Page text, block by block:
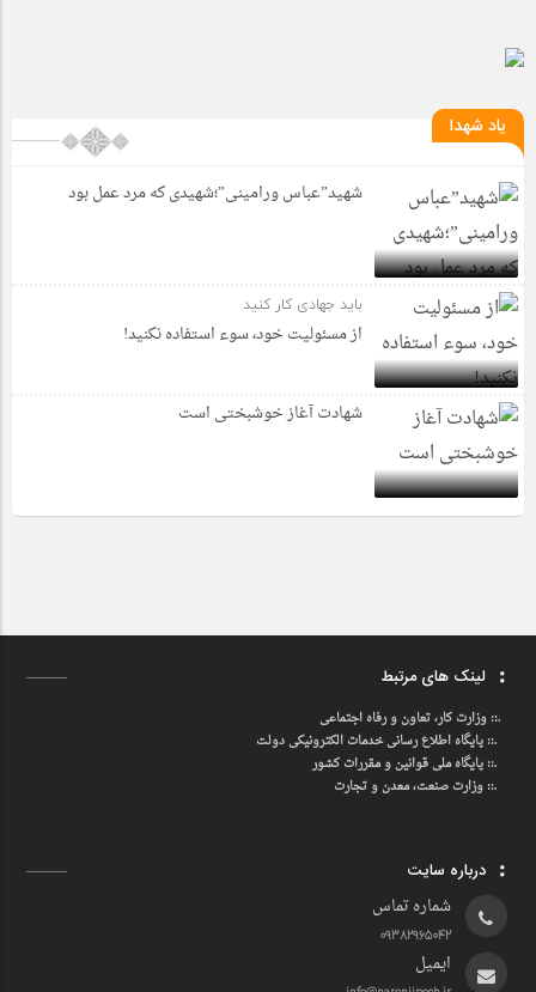
یاد شهدا
شهید”عباس ورامینی”؛شهیدی که مرد عمل بود
باید جهادی کار کنید
از مسئولیت خود، سوء استفاده نکنید!
شهادت آغاز خوشبختی است
لینک های مرتبط
.::وزارت کار، تعاون و رفاه اجتماعی
.::پایگاه اطلاع رسانی خدمات الکترونیکی دولت
.::پایگاه ملی قوانین و مقررات کشور
.:: وزارت صنعت، معدن و تجارت
درباره سایت
شماره تماس
09382965042
ایمیل